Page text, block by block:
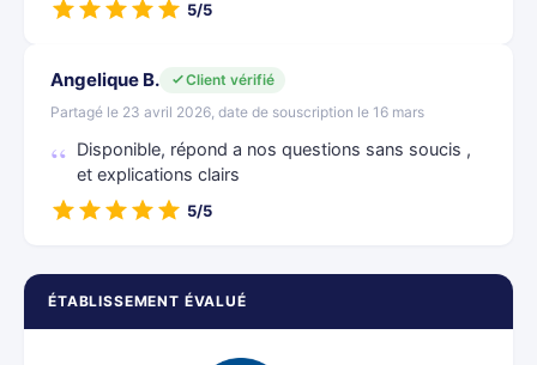
ÉTABLISSEMENT ÉVALUÉ
5/5
Angelique B.
Client vérifié
Partagé le 23 avril 2026, date de souscription le 16 mars
Disponible, répond a nos questions sans soucis ,
et explications clairs
5/5